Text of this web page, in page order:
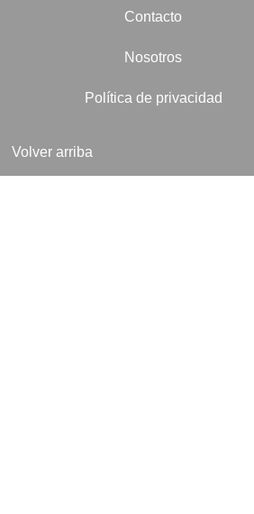
Contacto
Nosotros
Política de privacidad
Volver arriba